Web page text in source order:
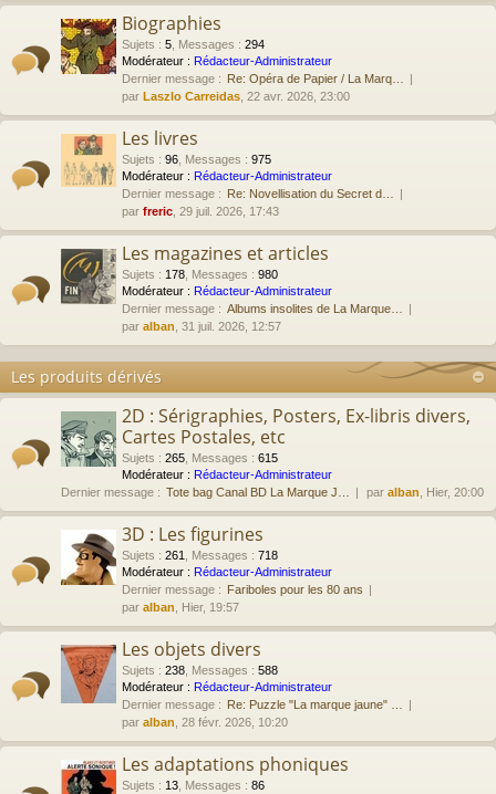
Biographies
Sujets : 5 Messages : 294
Modérateur : Rédacteur-Administrateur
Dernier message : Re: Opéra de Papier / La Marq…
par Laszlo Carreidas , 22 avr. 2026, 23:00
Les livres
Sujets : 96 Messages : 975
Modérateur : Rédacteur-Administrateur
Dernier message : Re: Novellisation du Secret d…
par freric , 29 juil. 2026, 17:43
Les magazines et articles
Sujets : 178 Messages : 980
Modérateur : Rédacteur-Administrateur
Dernier message : Albums insolites de La Marque…
par alban , 31 juil. 2026, 12:57
Les produits dérivés
2D : Sérigraphies, Posters, Ex-libris divers,
Cartes Postales, etc
Sujets : 265 Messages : 615
Modérateur : Rédacteur-Administrateur
Dernier message : Tote bag Canal BD La Marque J… par alban , Hier, 20:00
3D : Les figurines
Sujets : 261 Messages : 718
Modérateur : Rédacteur-Administrateur
Dernier message : Fariboles pour les 80 ans
par alban , Hier, 19:57
Les objets divers
Sujets : 238 Messages : 588
Modérateur : Rédacteur-Administrateur
Dernier message : Re: Puzzle "La marque jaune" …
par alban , 28 févr. 2026, 10:20
Les adaptations phoniques
Sujets : 13 Messages : 86